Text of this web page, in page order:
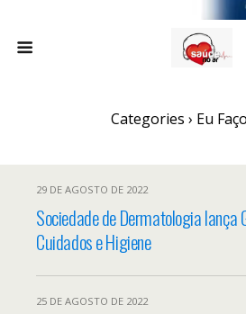
Categories › Eu
29 DE AGOSTO DE 2022
Sociedade de Dermatologia lança
Cuidados e Higiene
25 DE AGOSTO DE 2022